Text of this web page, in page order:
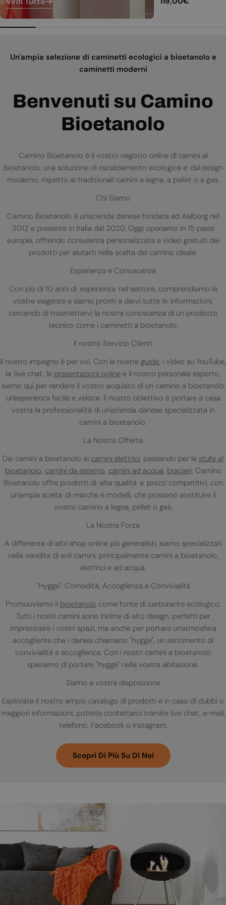
Un'ampia selezione di caminetti ecologici a bioetanolo e
caminetti moderni
Benvenuti su Camino
Bioetanolo
Camino Bioetanolo è il vostro negozio online di camini al
bioetanolo, una soluzione di riscaldamento ecologica e dal design
moderno, rispetto ai tradizionali camini a legna, a pellet o a gas.
Chi Siamo
Camino Bioetanolo è un'azienda danese fondata ad Aalborg nel
2012 e presente in Italia dal 2020. Oggi operiamo in 15 paesi
europei, offrendo consulenza personalizzata e video gratuiti dei
prodotti per aiutarti nella scelta del camino ideale.
Esperienza e Conoscenza
Con più di 10 anni di esperienza nel settore, comprendiamo le
vostre esigenze e siamo pronti a darvi tutte le informazioni,
cercando di trasmettervi la nostra conoscenza di un prodotto
tecnico come i caminetti a bioetanolo.
Il nostro Servizio Clienti
Il nostro impegno è per voi. Con le nostre guide, i video su YouTube,
la live chat, le presentazioni online e il nostro personale esperto,
siamo qui per rendere il vostro acquisto di un camino a bioetanolo
un'esperienza facile e veloce. Il nostro obiettivo è portare a casa
vostra la professionalità di un'azienda danese specializzata in
camini a bioetanolo.
La Nostra Offerta
Dai camini a bioetanolo ai camini elettrici, passando per le stufe al
bioetanolo, camini da esterno, camini ad acqua, bracieri, Camino
Bioetanolo offre prodotti di alta qualità a prezzi competitivi, con
un'ampia scelta di marche e modelli, che possono sostituire il
vostro camino a legna, pellet o gas.
La Nostra Forza
A differenza di altri shop online più generalisti, siamo specializzati
nella vendita di soli camini, principalmente camini a bioetanolo,
elettrici e ad acqua.
"Hygge": Comodità, Accoglienza e Convivialità
Promuoviamo il bioetanolo come fonte di carburante ecologico.
Tutti i nostri camini sono inoltre di alto design, perfetti per
impreziosire i vostri spazi, ma anche per portare un'atmosfera
accogliente che i danesi chiamano "hygge", un sentimento di
convivialità e accoglienza. Con i nostri camini a bioetanolo
speriamo di portare "hygge" nella vostra abitazione.
Siamo a vostra disposizione
Esplorate il nostro ampio catalogo di prodotti e in caso di dubbi o
maggiori informazioni, potrete contattarci tramite live chat, e-mail,
telefono, Facebook o Instagram.
Scopri Di Più Su Di Noi